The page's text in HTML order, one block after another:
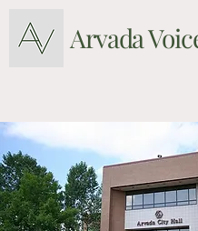
Arvada